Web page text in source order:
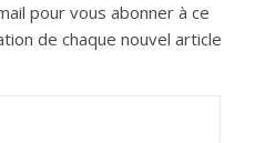
pour vous abonner à ce
de chaque nouvel article